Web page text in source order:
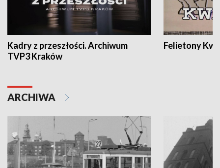
Kadry z przeszłości. Archiwum
TVP3 Kraków
Felietony
ARCHIWA